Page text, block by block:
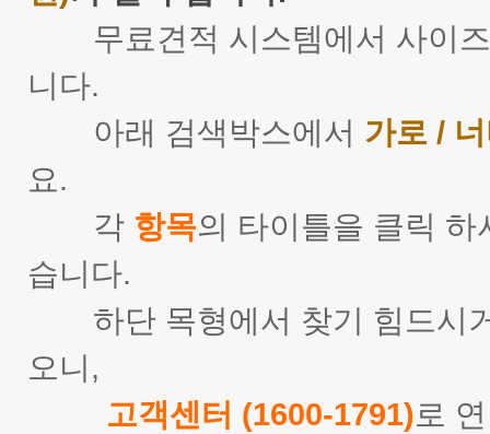
무료견적 시스템에서 사이
니다.
아래 검색박스에서 가로 /
요.
각 항목의 타이틀을 클릭
습니다.
하단 목형에서 찾기 힘드시
오니,
고객센터 (1600-1791)로